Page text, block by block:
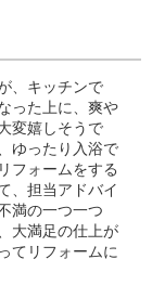
、キッチンで
った上に、爽や
変嬉しそうで
ゆったり入浴で
フォームをする
、担当アドバイ
満の一つ一つ
大満足の仕上が
てリフォームに